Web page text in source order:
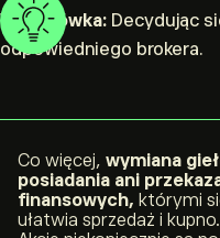
Wskazówka: Decydując
odpowiedniego brokera.
Co więcej, wymiana
posiadania ani
finansowych, którymi
ułatwia sprzedaż i kupno.